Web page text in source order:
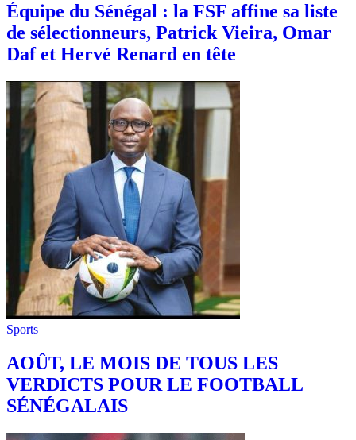
Équipe du Sénégal : la FSF affine sa liste
de sélectionneurs, Patrick Vieira, Omar
Daf et Hervé Renard en tête
Sports
AOÛT, LE MOIS DE TOUS LES
VERDICTS POUR LE FOOTBALL
SÉNÉGALAIS